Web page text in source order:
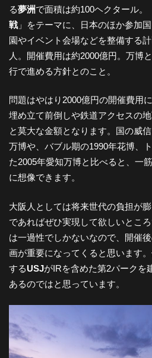
る夢洲で面積は約100ヘクタール。
戦」をテーマに、日本のほか参加
園やイベント会場などを整備する
人。開催費用は約2000億円。万博
行で進める方針とのこと。
問題はやはり2000億円の開催費用
埋め立て前倒しや鉄道アクセスの
と莫大な金額となります。国の威
万博や、バブル期の1990年花博、
た2005年愛知万博と比べると、一
に想像できます。
大阪人としては将来世代の負担が
であればぜひ実現して欲しいとこ
は一過性でしかないなので、開催
画が重要になってくると思います
するUSJがIRを含めた第2パークを
あるのではと思っています。